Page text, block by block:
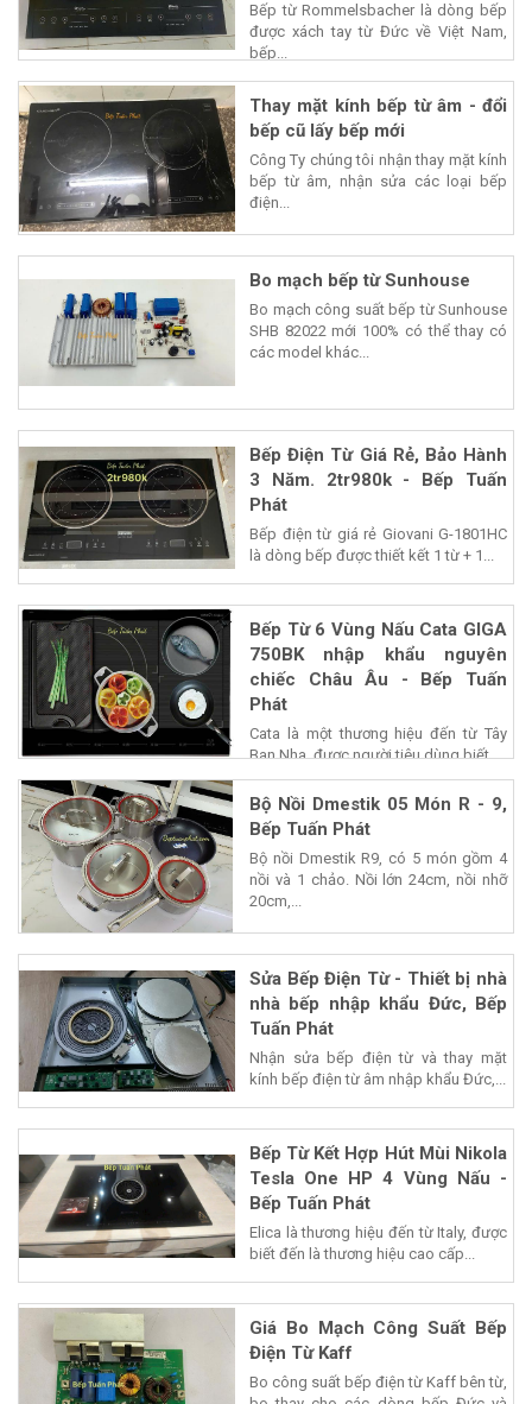
Bếp từ Rommelsbacher là dòng bếp
được xách tay từ Đức về Việt Nam,
bếp...
Thay mặt kính bếp từ âm - đổi
bếp cũ lấy bếp mới
Công Ty chúng tôi nhận thay mặt kính
bếp từ âm, nhận sửa các loại bếp
điện...
Bo mạch bếp từ Sunhouse
Bo mạch công suất bếp từ Sunhouse
SHB 82022 mới 100% có thể thay có
các model khác...
Bếp Điện Từ Giá Rẻ, Bảo Hành
3 Năm. 2tr980k - Bếp Tuấn
Phát
Bếp điện từ giá rẻ Giovani G-1801HC
là dòng bếp được thiết kết 1 từ + 1...
Bếp Từ 6 Vùng Nấu Cata GIGA
750BK nhập khẩu nguyên
chiếc Châu Âu - Bếp Tuấn
Phát
Cata là một thương hiệu đến từ Tây
Ban Nha, được người tiêu dùng biết...
Bộ Nồi Dmestik 05 Món R - 9,
Bếp Tuấn Phát
Bộ nồi Dmestik R9, có 5 món gồm 4
nồi và 1 chảo. Nồi lớn 24cm, nồi nhỡ
20cm,...
Sửa Bếp Điện Từ - Thiết bị nhà
nhà bếp nhập khẩu Đức, Bếp
Tuấn Phát
Nhận sửa bếp điện từ và thay mặt
kính bếp điện từ âm nhập khẩu Đức,...
Bếp Từ Kết Hợp Hút Mùi Nikola
Tesla One HP 4 Vùng Nấu -
Bếp Tuấn Phát
Elica là thương hiệu đến từ Italy, được
biết đến là thương hiệu cao cấp...
Giá Bo Mạch Công Suất Bếp
Điện Từ Kaff
Bo công suất bếp điện từ Kaff bên từ,